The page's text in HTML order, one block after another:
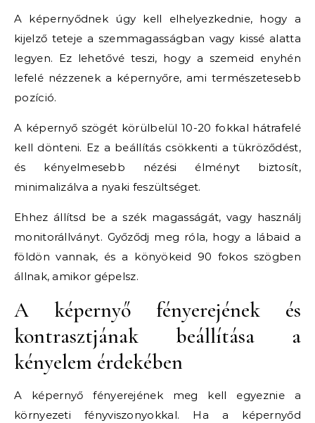
A képernyődnek úgy kell elhelyezkednie, hogy a
kijelző teteje a szemmagasságban vagy kissé alatta
legyen. Ez lehetővé teszi, hogy a szemeid enyhén
lefelé nézzenek a képernyőre, ami természetesebb
pozíció.
A képernyő szögét körülbelül 10-20 fokkal hátrafelé
kell dönteni. Ez a beállítás csökkenti a tükröződést,
és kényelmesebb nézési élményt biztosít,
minimalizálva a nyaki feszültséget.
Ehhez állítsd be a szék magasságát, vagy használj
monitorállványt. Győződj meg róla, hogy a lábaid a
földön vannak, és a könyökeid 90 fokos szögben
állnak, amikor gépelsz.
A képernyő fényerejének és
kontrasztjának beállítása a
kényelem érdekében
A képernyő fényerejének meg kell egyeznie a
környezeti fényviszonyokkal. Ha a képernyőd